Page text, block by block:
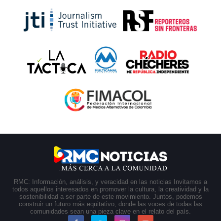
RMC: Información, análisis, y veracidad en las noticias Invitamos a
todos aquellos interesados en promover la cultura, la creatividad y la
sostenibilidad a ser parte de este movimiento. Juntos, podemos
construir un futuro más equitativo, donde las voces de todas las
comunidades sean una pieza clave en el relato del país.